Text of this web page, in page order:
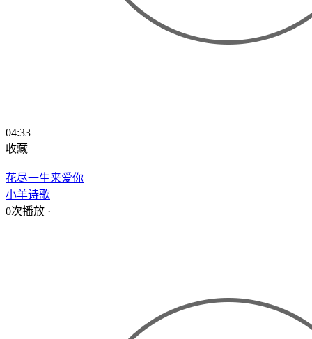
04:33
收藏
花尽一生来爱你
小羊诗歌
0次播放 ·